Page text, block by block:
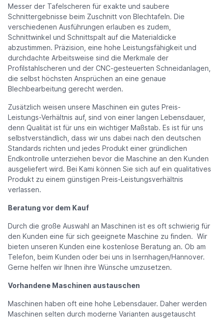
Messer der Tafelscheren für exakte und saubere
Schnittergebnisse beim Zuschnitt von Blechtafeln. Die
verschiedenen Ausführungen erlauben es zudem,
Schnittwinkel und Schnittspalt auf die Materialdicke
abzustimmen. Präzision, eine hohe Leistungsfähigkeit und
durchdachte Arbeitsweise sind die Merkmale der
Profilstahlscheren und der CNC-gesteuerten Schneidanlagen,
die selbst höchsten Ansprüchen an eine genaue
Blechbearbeitung gerecht werden.
Zusätzlich weisen unsere Maschinen ein gutes Preis-
Leistungs-Verhältnis auf, sind von einer langen Lebensdauer,
denn Qualität ist für uns ein wichtiger Maßstab. Es ist für uns
selbstverständlich, dass wir uns dabei nach den deutschen
Standards richten und jedes Produkt einer gründlichen
Endkontrolle unterziehen bevor die Maschine an den Kunden
ausgeliefert wird. Bei Kami können Sie sich auf ein qualitatives
Produkt zu einem günstigen Preis-Leistungsverhältnis
verlassen.
Beratung vor dem Kauf
Durch die große Auswahl an Maschinen ist es oft schwierig für
den Kunden eine für sich geeignete Maschine zu finden. Wir
bieten unseren Kunden eine kostenlose Beratung an. Ob am
Telefon, beim Kunden oder bei uns in Isernhagen/Hannover.
Gerne helfen wir Ihnen ihre Wünsche umzusetzen.
Vorhandene Maschinen austauschen
Maschinen haben oft eine hohe Lebensdauer. Daher werden
Maschinen selten durch moderne Varianten ausgetauscht